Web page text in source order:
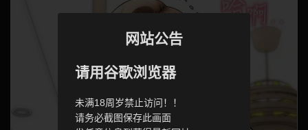
网站公告
请用谷歌浏览器
未满18周岁禁止访问！！
请务必截图保存此画面